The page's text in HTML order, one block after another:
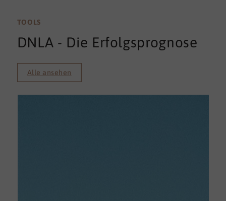
TOOLS
DNLA - Die Erfolgsprognose
Alle ansehen